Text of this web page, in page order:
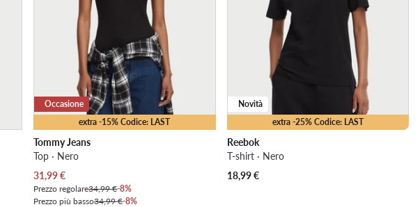
extra -15% Codice: LAST
Occasione
Tommy Jeans
Top · Nero
Prezzo attuale
31,99€
Prezzo regolare34,99 €-8%
Prezzo più basso34,99 €-8%
extra -25% Codice: LAST
Novità
Reebok
T-shirt · Nero
18,99€